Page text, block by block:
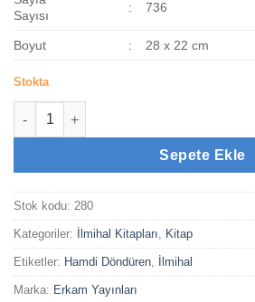
Sayısı
: 736
Boyut : 28 x 22 cm
Stokta
Delilleriyle Ticaret Ve İktisat İlmihali adet
Sepete Ekle
Stok kodu: 280
Kategoriler: İlmihal Kitapları, Kitap
Etiketler: Hamdi Döndüren, İlmihal
Marka: Erkam Yayınları